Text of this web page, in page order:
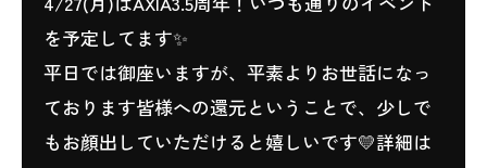
を予定してます✨
平日では御座いますが、平素よりお世話になっ
ております皆様への還元ということで、少しで
もお顔出していただけると嬉しいです💛詳細は